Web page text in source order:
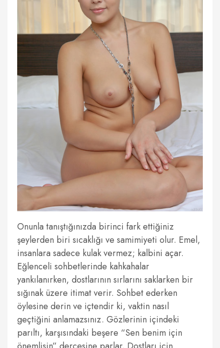
Onunla tanıştığınızda birinci fark ettiğiniz
şeylerden biri sıcaklığı ve samimiyeti olur. Emel,
insanlara sadece kulak vermez; kalbini açar.
Eğlenceli sohbetlerinde kahkahalar
yankılanırken, dostlarının sırlarını saklarken bir
sığınak üzere itimat verir. Sohbet ederken
öylesine derin ve içtendir ki, vaktin nasıl
geçtiğini anlamazsınız. Gözlerinin içindeki
parıltı, karşısındaki beşere “Sen benim için